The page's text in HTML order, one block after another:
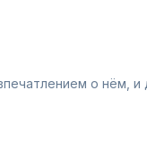
о нём, и